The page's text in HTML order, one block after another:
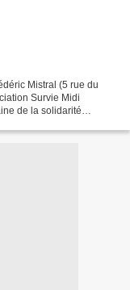
Mistral (5 rue du
Survie Midi
de la solidarité